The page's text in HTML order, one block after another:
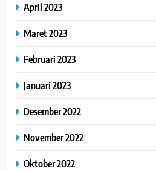
April 2023
Maret 2023
Februari 2023
Januari 2023
Desember 2022
November 2022
Oktober 2022